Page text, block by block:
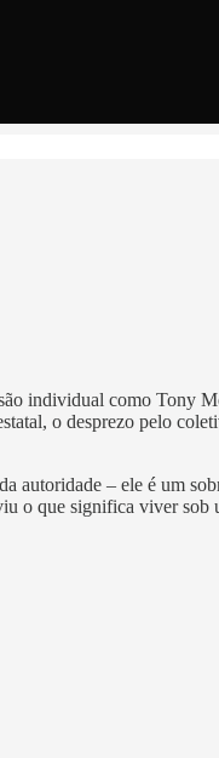
individual como Tony
o desprezo pelo
autoridade – ele é um
o que significa viver sob